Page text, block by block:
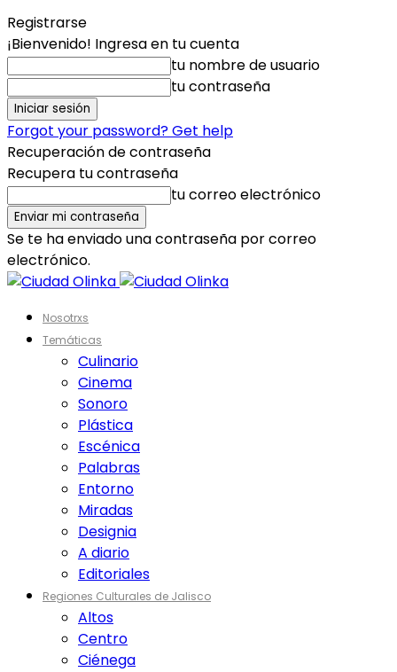
Registrarse
¡Bienvenido! Ingresa en tu cuenta
tu nombre de usuario
tu contraseña
Forgot your password? Get help
Recuperación de contraseña
Recupera tu contraseña
tu correo electrónico
Se te ha enviado una contraseña por correo
electrónico.
Nosotrxs
Temáticas
Culinario
Cinema
Sonoro
Plástica
Escénica
Palabras
Entorno
Miradas
Designia
A diario
Editoriales
Regiones Culturales de Jalisco
Altos
Centro
Ciénega